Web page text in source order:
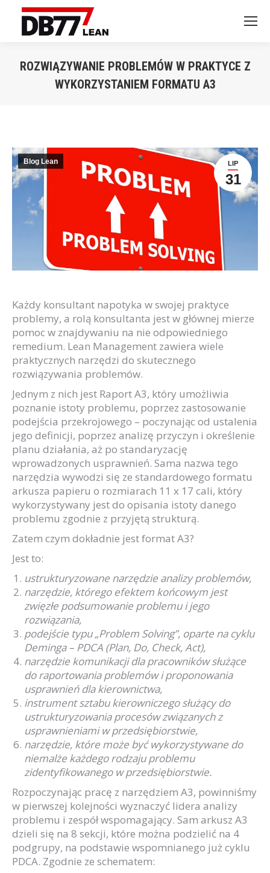
ROZWIĄZYWANIE PROBLEMÓW W PRAKTYCE Z
WYKORZYSTANIEM FORMATU A3
LIP
31
Blog Lean
Każdy konsultant napotyka w swojej praktyce
problemy, a rolą konsultanta jest w głównej mierze
pomoc w znajdywaniu na nie odpowiedniego
remedium. Lean Management zawiera wiele
praktycznych narzędzi do skutecznego
rozwiązywania problemów.
Jednym z nich jest Raport A3, który umożliwia
poznanie istoty problemu, poprzez zastosowanie
podejścia przekrojowego – poczynając od ustalenia
jego definicji, poprzez analizę przyczyn i określenie
planu działania, aż po standaryzację
wprowadzonych usprawnień. Sama nazwa tego
narzędzia wywodzi się ze standardowego formatu
arkusza papieru o rozmiarach 11 x 17 cali, który
wykorzystywany jest do opisania istoty danego
problemu zgodnie z przyjętą strukturą.
Zatem czym dokładnie jest format A3?
Jest to:
ustrukturyzowane narzędzie analizy problemów,
narzędzie, którego efektem końcowym jest
zwięzłe podsumowanie problemu i jego
rozwiązania,
podejście typu „Problem Solving”, oparte na cyklu
Deminga– PDCA (Plan, Do, Check,Act),
narzędzie komunikacji dla pracowników służące
do raportowania problemów i proponowania
usprawnień dla kierownictwa,
instrument sztabu kierowniczego służący do
ustrukturyzowania procesów związanych z
usprawnieniami w przedsiębiorstwie,
narzędzie, które może być wykorzystywane do
niemalże każdego rodzaju problemu
zidentyfikowanego w przedsiębiorstwie.
Rozpoczynając pracę z narzędziem A3, powinniśmy
w pierwszej kolejności wyznaczyć lidera analizy
problemu i zespół wspomagający. Sam arkusz A3
dzieli się na 8 sekcji, które można podzielić na 4
podgrupy, na podstawie wspomnianego już cyklu
PDCA. Zgodnie ze schematem: